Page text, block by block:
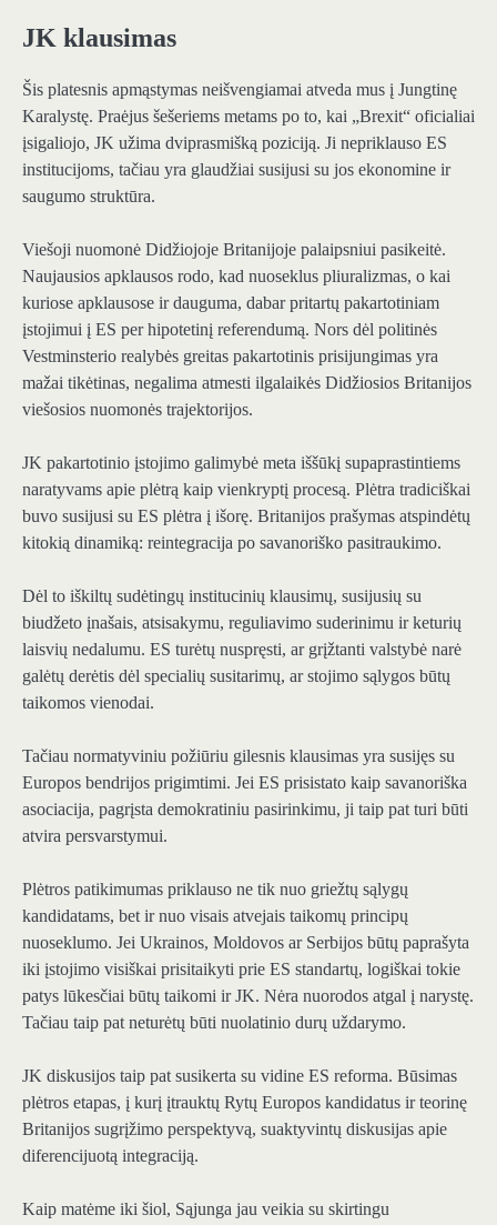
JK klausimas
Šis platesnis apmąstymas neišvengiamai atveda mus į Jungtinę
Karalystę. Praėjus šešeriems metams po to, kai „Brexit“ oficialiai
įsigaliojo, JK užima dviprasmišką poziciją. Ji nepriklauso ES
institucijoms, tačiau yra glaudžiai susijusi su jos ekonomine ir
saugumo struktūra.
Viešoji nuomonė Didžiojoje Britanijoje palaipsniui pasikeitė.
Naujausios apklausos rodo, kad nuoseklus pliuralizmas, o kai
kuriose apklausose ir dauguma, dabar pritartų pakartotiniam
įstojimui į ES per hipotetinį referendumą. Nors dėl politinės
Vestminsterio realybės greitas pakartotinis prisijungimas yra
mažai tikėtinas, negalima atmesti ilgalaikės Didžiosios Britanijos
viešosios nuomonės trajektorijos.
JK pakartotinio įstojimo galimybė meta iššūkį supaprastintiems
naratyvams apie plėtrą kaip vienkryptį procesą. Plėtra tradiciškai
buvo susijusi su ES plėtra į išorę. Britanijos prašymas atspindėtų
kitokią dinamiką: reintegracija po savanoriško pasitraukimo.
Dėl to iškiltų sudėtingų institucinių klausimų, susijusių su
biudžeto įnašais, atsisakymu, reguliavimo suderinimu ir keturių
laisvių nedalumu. ES turėtų nuspręsti, ar grįžtanti valstybė narė
galėtų derėtis dėl specialių susitarimų, ar stojimo sąlygos būtų
taikomos vienodai.
Tačiau normatyviniu požiūriu gilesnis klausimas yra susijęs su
Europos bendrijos prigimtimi. Jei ES prisistato kaip savanoriška
asociacija, pagrįsta demokratiniu pasirinkimu, ji taip pat turi būti
atvira persvarstymui.
Plėtros patikimumas priklauso ne tik nuo griežtų sąlygų
kandidatams, bet ir nuo visais atvejais taikomų principų
nuoseklumo. Jei Ukrainos, Moldovos ar Serbijos būtų paprašyta
iki įstojimo visiškai prisitaikyti prie ES standartų, logiškai tokie
patys lūkesčiai būtų taikomi ir JK. Nėra nuorodos atgal į narystę.
Tačiau taip pat neturėtų būti nuolatinio durų uždarymo.
JK diskusijos taip pat susikerta su vidine ES reforma. Būsimas
plėtros etapas, į kurį įtrauktų Rytų Europos kandidatus ir teorinę
Britanijos sugrįžimo perspektyvą, suaktyvintų diskusijas apie
diferencijuotą integraciją.
Kaip matėme iki šiol, Sąjunga jau veikia su skirtingu